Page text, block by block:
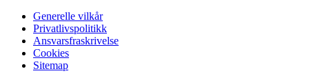
Generelle vilkår
Privatlivspolitikk
Ansvarsfraskrivelse
Cookies
Sitemap